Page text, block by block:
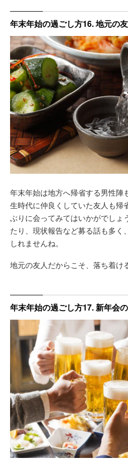
年末年始の過ごし方16. 地元の
年末年始は地方へ帰省する男性陣
生時代に仲良くしていた友人も帰
ぶりに会ってみてはいかがでしょ
たり、現状報告など募る話も多く
しれませんね。
地元の友人だからこそ、落ち着け
年末年始の過ごし方17. 新年会